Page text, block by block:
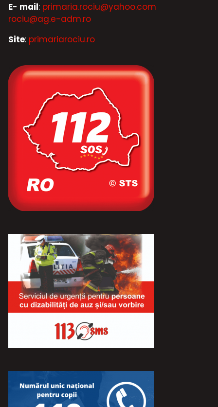
E- mail: primaria.rociu@yahoo.com
rociu@ag.e-adm.ro
Site: primariarociu.ro